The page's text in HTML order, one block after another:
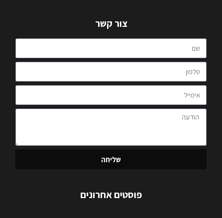
צור קשר
שליחה
פוסטים אחרונים